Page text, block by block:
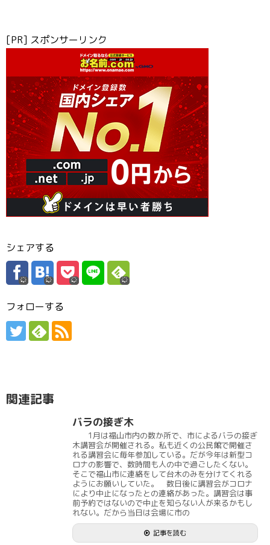
[PR] スポンサーリンク
シェアする
フォローする
関連記事
バラの接ぎ木
1月は福山市内の数か所で、市によるバラの接ぎ
木講習会が開催される。私も近くの公民館で開催さ
れる講習会に毎年参加している。だが今年は新型コ
ロナの影響で、数時間も人の中で過ごしたくない。
そこで福山市に連絡をして台木のみを分けてくれる
ようにお願いしていた。 数日後に講習会がコロナ
により中止になったとの連絡があった。講習会は事
前予約ではないので中止を知らない人が来るかもし
れない。だから当日は会場に市の
記事を読む